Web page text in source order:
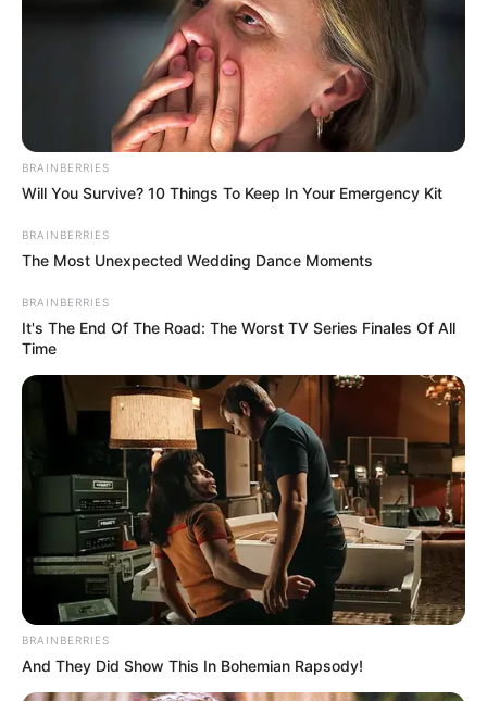
BRAINBERRIES
Will You Survive? 10 Things To Keep In Your Emergency Kit
BRAINBERRIES
The Most Unexpected Wedding Dance Moments
BRAINBERRIES
It's The End Of The Road: The Worst TV Series Finales Of All
Time
BRAINBERRIES
And They Did Show This In Bohemian Rapsody!